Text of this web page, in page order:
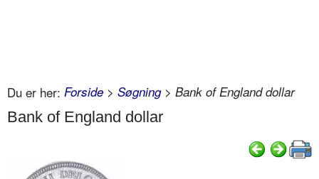
Du er her: Forside > Søgning> Bank of England dollar
Bank of England dollar